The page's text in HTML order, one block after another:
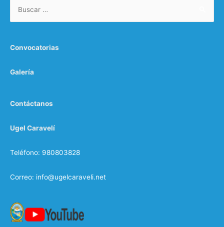
Convocatorias
Galería
Contáctanos
Ugel Caravelí
Teléfono: 980803828
Correo: info@ugelcaraveli.net